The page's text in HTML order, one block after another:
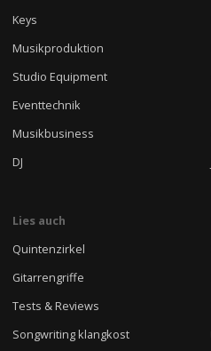
Keys
Musikproduktion
Studio Equipment
Eventtechnik
Musikbusiness
DJ
Lies auch
Quintenzirkel
Gitarrengriffe
Tests & Reviews
Songwriting klangkost